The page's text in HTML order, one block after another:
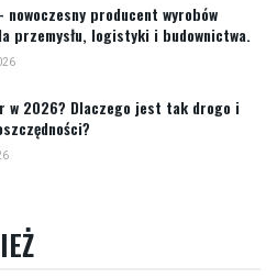
nowoczesny producent wyrobów
przemysłu, logistyki i budownictwa.
w 2026? Dlaczego jest tak drogo i